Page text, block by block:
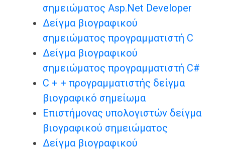
σημειώματος Asp.Net Developer
Δείγμα βιογραφικού
σημειώματος προγραμματιστή C
Δείγμα βιογραφικού
σημειώματος προγραμματιστή C#
C + + προγραμματιστής δείγμα
βιογραφικό σημείωμα
Επιστήμονας υπολογιστών δείγμα
βιογραφικού σημειώματος
Δείγμα βιογραφικού